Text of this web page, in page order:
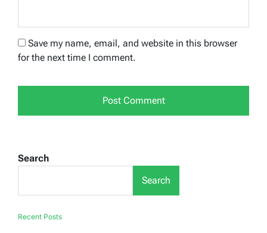
Save my name, email, and website in this browser
for the next time I comment.
Search
Search
Recent Posts